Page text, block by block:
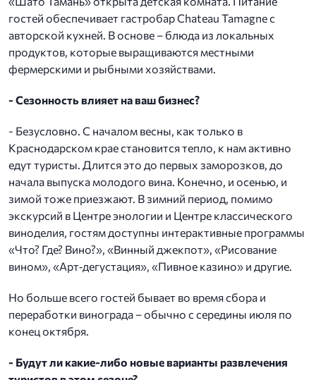
гостей обеспечивает гастробар Chateau Tamagne с
авторской кухней. В основе – блюда из локальных
продуктов, которые выращиваются местными
фермерскими и рыбными хозяйствами.
- Сезонность влияет на ваш бизнес?
- Безусловно. С началом весны, как только в
Краснодарском крае становится тепло, к нам активно
едут туристы. Длится это до первых заморозков, до
начала выпуска молодого вина. Конечно, и осенью, и
зимой тоже приезжают. В зимний период, помимо
экскурсий в Центре энологии и Центре классического
виноделия, гостям доступны интерактивные программы
«Что? Где? Вино?», «Винный джекпот», «Рисование
вином», «Арт‑дегустация», «Пивное казино» и другие.
Но больше всего гостей бывает во время сбора и
переработки винограда – обычно с середины июля по
конец октября.
- Будут ли какие-либо новые варианты развлечения